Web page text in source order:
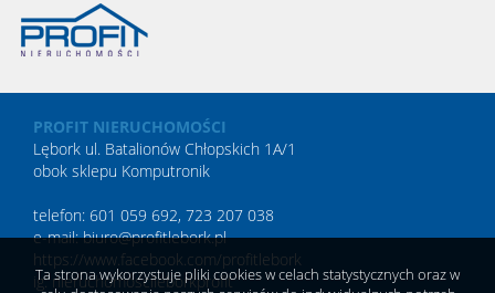
PROFIT NIERUCHOMOŚCI
Lębork ul. Batalionów Chłopskich 1A/1
obok sklepu Komputronik
telefon: 601 059 692, 723 207 038
e-mail: biuro@profitlebork.pl
https://www.facebook.com/profitlebork
ig:nieruchomoscileborkprofit
Ta strona wykorzystuje pliki cookies w celach statystycznych oraz w